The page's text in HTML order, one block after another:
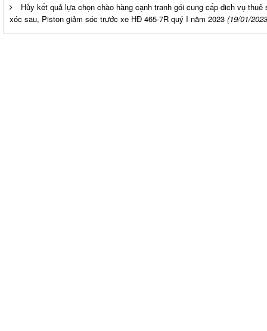
Hủy kết quả lựa chọn chào hàng cạnh tranh gói cung cấp dich vụ
xóc sau, Piston giảm sóc trước xe HĐ 465-7R quý I năm 2023 (19/01/